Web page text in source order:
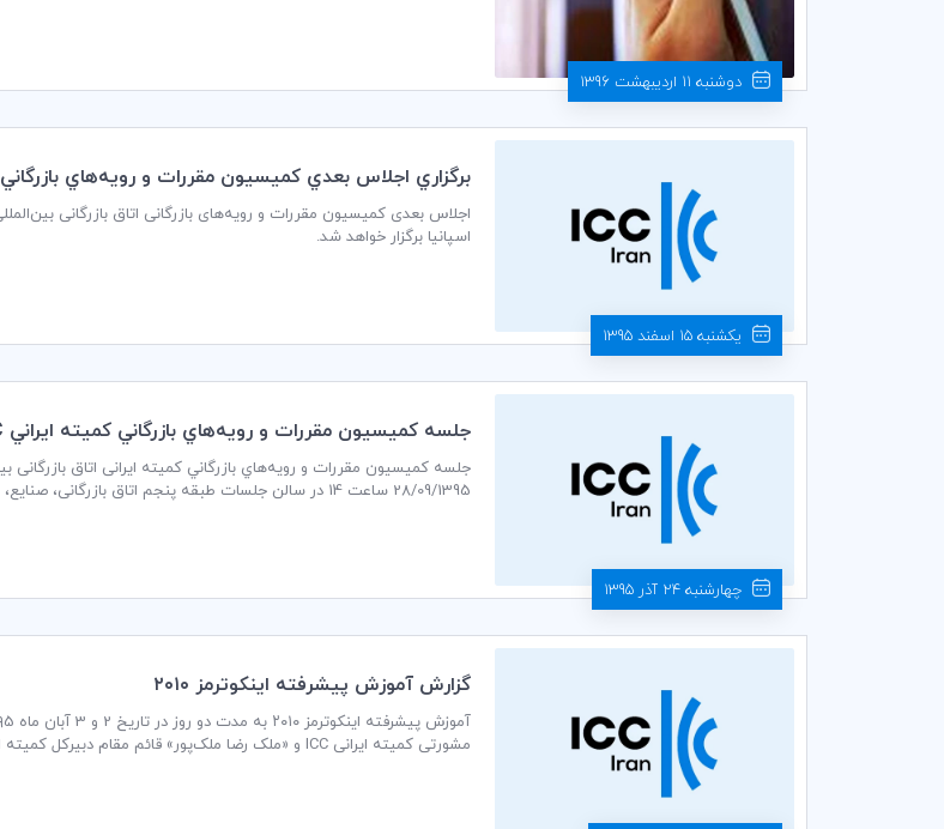
دوشنبه 11 اردیبهشت 1396
برگزاري اجلاس بعدي كميسيون مقررات و رويه‌هاي بازرگاني ICC در اسپانيا
اسپانیا برگزار خواهد شد.
یکشنبه 15 اسفند 1395
جلسه كميسيون مقررات و رويه‌هاي بازرگاني كميته ايراني ICC
28/09/1395 ساعت 14 در سالن جلسات طبقه پنجم اتاق بازرگانی، صنایع، معادن و کشاورزی تهران برگزار می گردد.
چهارشنبه 24 آذر 1395
گزارش آموزش پيشرفته اينكوترمز ۲۰۱۰
مشورتی کمیته ایرانی ICC و «ملک رضا ملک‌پور» قائم مقام دبیرکل کميته ايراني ICC در اتاق بازرگاني، صنايع، معادن و کشاورزی ايران برگزار گردید.